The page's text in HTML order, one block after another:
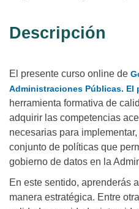
Descripción
El presente curso online de
Administraciones Públicas. El
herramienta formativa de
adquirir las competencias
necesarias para
conjunto de políticas que
gobierno de datos en la
En este sentido, aprenderás a
manera estratégica. Entre